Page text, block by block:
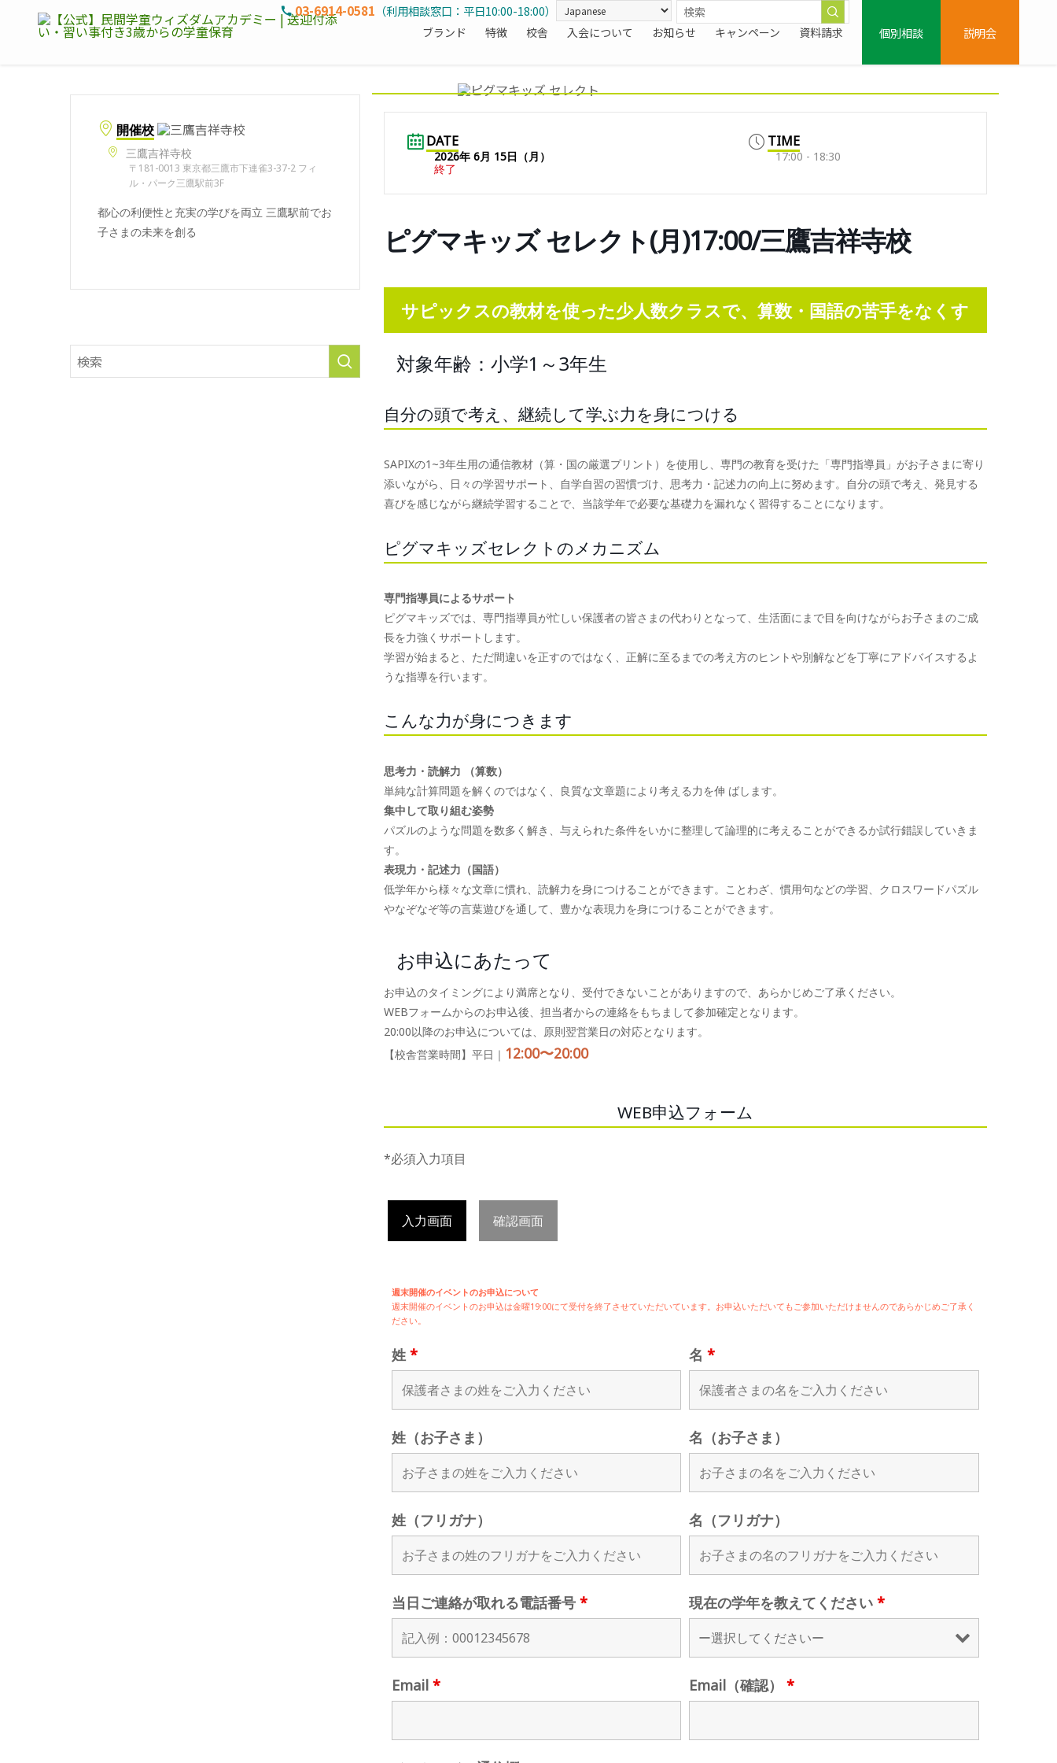
ブランド 特徴 校舎 入会について お知らせ キャンペーン 資料請求
03-6914-0581 （利用相談窓口：平日10:00-18:00）
個別相談
説明会
開催校
三鷹吉祥寺校
〒181-0013 東京都三鷹市下連雀3-37-2 フィ
ル・パーク三鷹駅前3F
都心の利便性と充実の学びを両立 三鷹駅前でお
子さまの未来を創る
DATE
2026年 6月 15日（月）
終了
TIME
17:00 - 18:30
ピグマキッズ セレクト(月)17:00/三鷹吉祥寺校
サピックスの教材を使った少人数クラスで、算数・国語の苦手をなくす
対象年齢：小学1～3年生
自分の頭で考え、継続して学ぶ力を身につける
SAPIXの1~3年生用の通信教材（算・国の厳選プリント）を使用し、専門の教育を受けた「専門指導員」がお子さまに寄り
添いながら、日々の学習サポート、自学自習の習慣づけ、思考力・記述力の向上に努めます。自分の頭で考え、発見する
喜びを感じながら継続学習することで、当該学年で必要な基礎力を漏れなく習得することになります。
ピグマキッズセレクトのメカニズム
専門指導員によるサポート
ピグマキッズでは、専門指導員が忙しい保護者の皆さまの代わりとなって、生活面にまで目を向けながらお子さまのご成
長を力強くサポートします。
学習が始まると、ただ間違いを正すのではなく、正解に至るまでの考え方のヒントや別解などを丁寧にアドバイスするよ
うな指導を行います。
こんな力が身につきます
思考力・読解力 （算数）
単純な計算問題を解くのではなく、良質な文章題により考える力を伸 ばします。
集中して取り組む姿勢
パズルのような問題を数多く解き、与えられた条件をいかに整理して論理的に考えることができるか試行錯誤していきま
す。
表現力・記述力（国語）
低学年から様々な文章に慣れ、読解力を身につけることができます。ことわざ、慣用句などの学習、クロスワードパズル
やなぞなぞ等の言葉遊びを通して、豊かな表現力を身につけることができます。
お申込にあたって
お申込のタイミングにより満席となり、受付できないことがありますので、あらかじめご了承ください。
WEBフォームからのお申込後、担当者からの連絡をもちまして参加確定となります。
20:00以降のお申込については、原則翌営業日の対応となります。
【校舎営業時間】平日｜ 12:00〜20:00
WEB申込フォーム
*必須入力項目
入力画面 確認画面
週末開催のイベントのお申込について
週末開催のイベントのお申込は金曜19:00にて受付を終了させていただいています。お申込いただいてもご参加いただけませんのであらかじめご了承く
ださい。
姓 * 名*
姓（お子さま） 名（お子さま）
姓（フリガナ） 名（フリガナ）
当日ご連絡が取れる電話番号 * 現在の学年を教えてください*
Email * Email（確認）*